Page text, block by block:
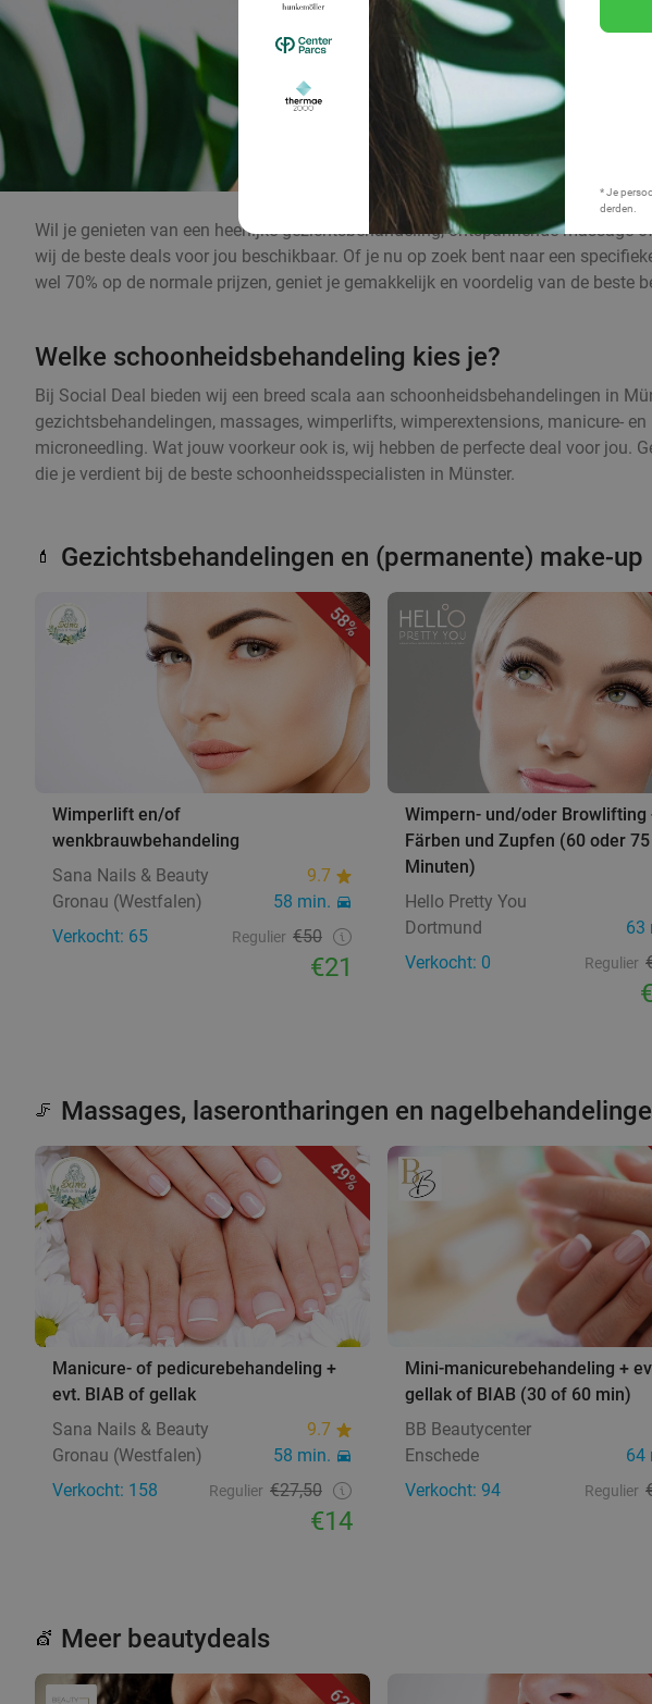
* Je
derden.
Wil je genieten van een heerlijke gezichtsbehandeling, ontspannende
wij de beste deals voor jou beschikbaar. Of je nu op zoek bent naar een
wel 70% op de normale prijzen, geniet je gemakkelijk en voordelig van de beste
Welke schoonheidsbehandeling kies je?
Bij Social Deal bieden wij een breed scala aan schoonheidsbehandelingen in
gezichtsbehandelingen, massages, wimperlifts, wimperextensions, manicure-
microneedling. Wat jouw voorkeur ook is, wij hebben de perfecte deal voor jou.
die je verdient bij de beste schoonheidsspecialisten in Münster.
💄 Gezichtsbehandelingen en (permanente) make-up
58%
Wimperlift en/of
wenkbrauwbehandeling
Sana Nails & Beauty
9.7
Gronau (Westfalen)
58 min.
Verkocht: 65
Regulier €50
€21
Wimpern- und/oder Browlifting
Färben und Zupfen (60 oder 75
Minuten)
Hello Pretty You
Dortmund
63
Verkocht: 0
Regulier
🦵 Massages, laserontharingen en
49%
Manicure- of pedicurebehandeling +
evt. BIAB of gellak
Sana Nails & Beauty
9.7
Gronau (Westfalen)
58 min.
Verkocht: 158
Regulier €27,50
€14
Mini-manicurebehandeling +
gellak of BIAB (30 of 60 min)
BB Beautycenter
Enschede
64
Verkocht: 94
Regulier
💇 Meer beautydeals